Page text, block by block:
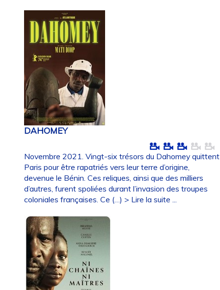
DAHOMEY
Novembre 2021. Vingt-six trésors du Dahomey quittent
Paris pour être rapatriés vers leur terre d’origine,
devenue le Bénin. Ces reliques, ainsi que des milliers
d’autres, furent spoliées durant l’invasion des troupes
coloniales françaises. Ce (…) > Lire la suite ...